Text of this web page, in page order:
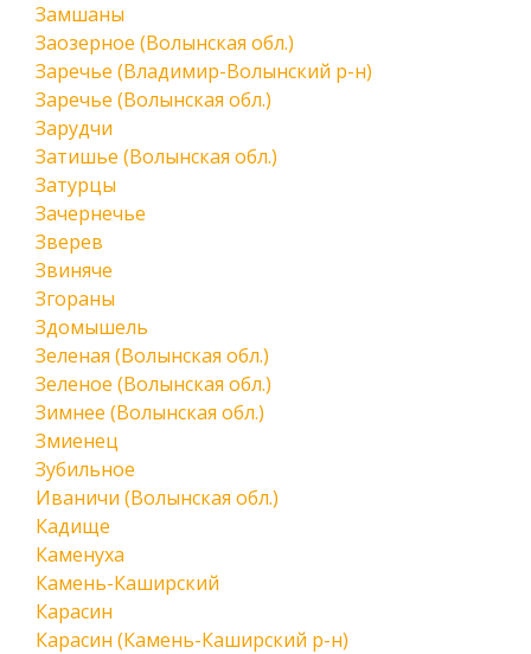
Замшаны
Заозерное (Волынская обл.)
Заречье (Владимир-Волынский р-н)
Заречье (Волынская обл.)
Зарудчи
Затишье (Волынская обл.)
Затурцы
Зачернечье
Зверев
Звиняче
Згораны
Здомышель
Зеленая (Волынская обл.)
Зеленое (Волынская обл.)
Зимнее (Волынская обл.)
Змиенец
Зубильное
Иваничи (Волынская обл.)
Кадище
Каменуха
Камень-Каширский
Карасин
Карасин (Камень-Каширский р-н)